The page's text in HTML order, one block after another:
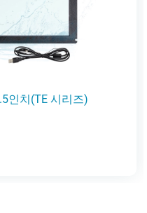
리즈)